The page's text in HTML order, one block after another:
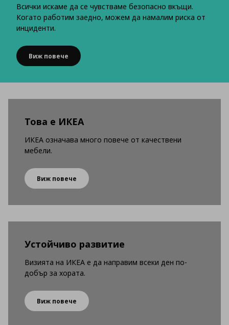
Всички искаме да се чувстваме безопасно вкъщи.
Когато работим заедно, можем да намалим риска от
инциденти.
Виж повече
Това е ИКЕА
ИКЕА означава много повече от качествени
мебели.
Виж повече
Устойчиво развитие
Визията на ИКЕА е да направим всеки ден по-
добър за хората.
Виж повече